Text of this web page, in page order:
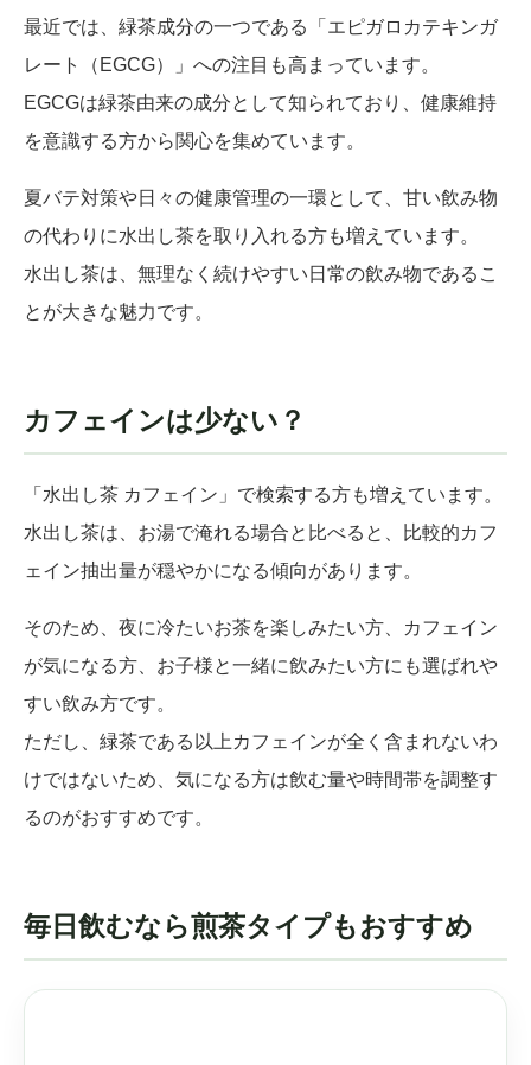
最近では、緑茶成分の一つである「エピガロカテキンガ
レート（EGCG）」への注目も高まっています。
EGCGは緑茶由来の成分として知られており、健康維持
を意識する方から関心を集めています。
夏バテ対策や日々の健康管理の一環として、甘い飲み物
の代わりに水出し茶を取り入れる方も増えています。
水出し茶は、無理なく続けやすい日常の飲み物であるこ
とが大きな魅力です。
カフェインは少ない？
「水出し茶 カフェイン」で検索する方も増えています。
水出し茶は、お湯で淹れる場合と比べると、比較的カフ
ェイン抽出量が穏やかになる傾向があります。
そのため、夜に冷たいお茶を楽しみたい方、カフェイン
が気になる方、お子様と一緒に飲みたい方にも選ばれや
すい飲み方です。
ただし、緑茶である以上カフェインが全く含まれないわ
けではないため、気になる方は飲む量や時間帯を調整す
るのがおすすめです。
毎日飲むなら煎茶タイプもおすすめ